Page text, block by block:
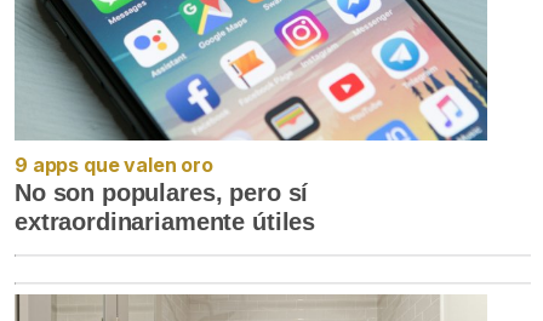
9 apps que valen oro
No son populares, pero sí
extraordinariamente útiles